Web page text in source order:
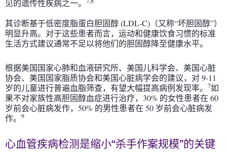
见的遗传性疾病之一。
其诊断基于低密度脂蛋白胆固醇 (LDL-C)（又称“坏胆固醇”）
明显升高。对于这些患者而言，运动和健康饮食习惯的标准
生活方式建议通常不足以将他们的胆固醇降至健康水平。
根据美国国家心肺和血液研究所、美国儿科学会、美国心脏
协会、美国国家脂质协会和美国心脏病学会的建议，对 9-11
岁的儿童进行普遍血脂筛查，有望大幅提高病例发现率。
7如
果不对家族性高胆固醇血症进行治疗，30% 的女性患者在 60
岁前会心脏病发作，50% 的男性患者在 50 岁前会心脏病发
作。
9
心血管疾病检测是缩小“杀手作案规模”的关键